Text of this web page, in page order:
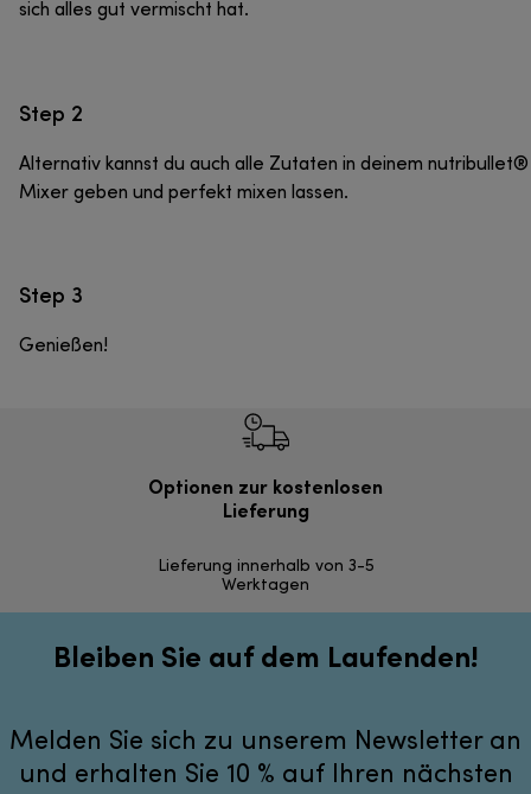
sich alles gut vermischt hat.
Step 2
Alternativ kannst du auch alle Zutaten in deinem nutribullet®
Mixer geben und perfekt mixen lassen.
Step 3
Genießen!
Optionen zur kostenlosen
Lieferung
Lieferung innerhalb von 3-5
Werktagen
Bleiben Sie auf dem Laufenden!
Melden Sie sich zu unserem Newsletter an
und erhalten Sie 10 % auf Ihren nächsten